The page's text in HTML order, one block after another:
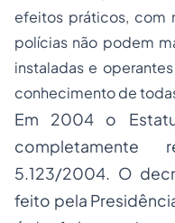
efeitos práticos, com
polícias não podem
instaladas e
conhecimento de
Em 2004 o
completamente
5.123/2004. O
feito pela